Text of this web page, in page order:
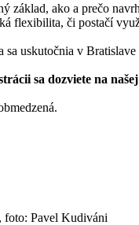
základ, ako a prečo
flexibilita, či postačí
sa uskutočnia v
sa dozviete na
foto: Pavel Kudiváni